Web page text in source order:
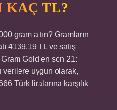
KAÇ TL?
gram altın? Gramların
4139.19 TL ve satış
Gram Gold en son 21:
verilere uygun olarak,
Türk liralarına karşılık